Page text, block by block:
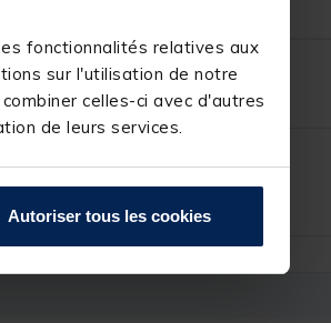
fonctionnalités relatives aux
sur l'utilisation de notre
celles-ci avec d'autres
de leurs services.
Autoriser tous les cookies